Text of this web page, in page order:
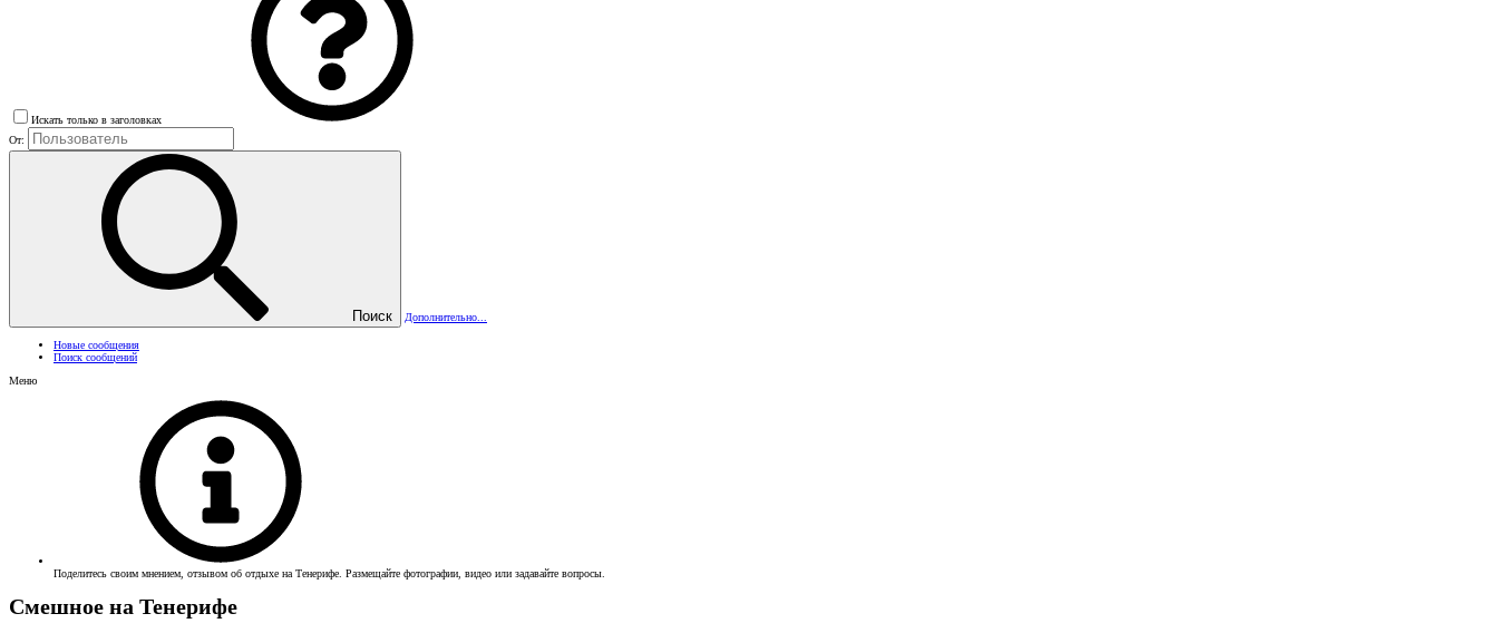
Искать только в заголовках
От:
Поиск Дополнительно...
Новые сообщения
Поиск сообщений
Меню
Поделитесь своим мнением, отзывом об отдыхе на Тенерифе. Размещайте фотографии, видео или задавайте вопросы.
Смешное на Тенерифе